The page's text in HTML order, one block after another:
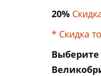
20%
* Скидка
Выберите